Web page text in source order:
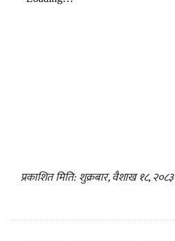
प्रकाशित मिति: शुक्रबार, वैशाख १८, २०८३